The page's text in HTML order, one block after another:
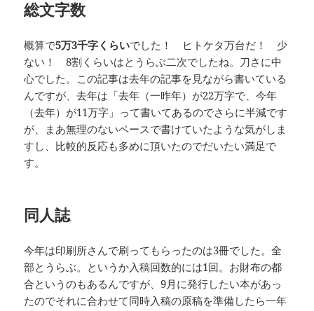
総文字数
概算で5万3千字くらいでした！ ヒトケタ万台だ！ 少
ない！ 8割くらいはとうらぶ二次でしたね。刀さに中
心でした。この記事は去年の記事を見ながら書いている
んですが、去年は「去年（一昨年）が22万字で、今年
（去年）が11万字」って書いてあるのでさらに半減です
が、まあ無理のないペースで書けていたような気がしま
すし、比較的反応も多めに頂いたのでだいたい満足で
す。
同人誌
今年は印刷所さんで刷ってもらったのは3冊でした。全
部とうらぶ。というか入稿回数的には1回。お財布の都
合というのもあるんですが、9月に発行したい本があっ
たのでそれに合わせて同時入稿の原稿を準備したら一年